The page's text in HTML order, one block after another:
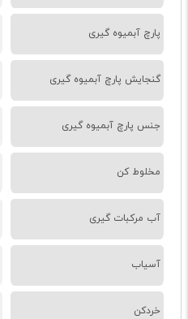
پارچ آبمیوه گیری
گنجایش پارچ آبمیوه گیری
جنس پارچ آبمیوه گیری
مخلوط کن
آب مرکبات گیری
آسیاب
خردکن